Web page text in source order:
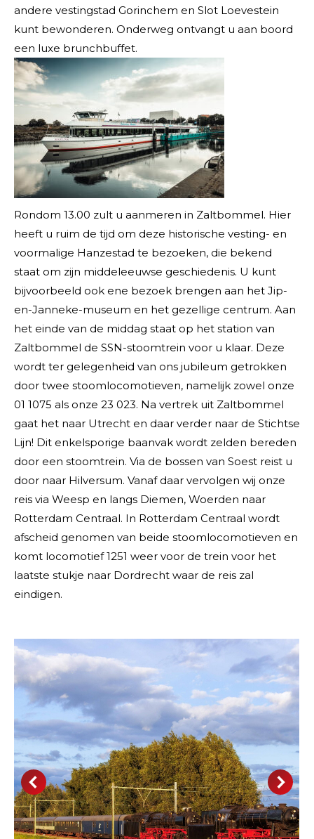
andere vestingstad Gorinchem en Slot Loevestein
kunt bewonderen. Onderweg ontvangt u aan boord
een luxe brunchbuffet.
Rondom 13.00 zult u aanmeren in Zaltbommel. Hier
heeft u ruim de tijd om deze historische vesting- en
voormalige Hanzestad te bezoeken, die bekend
staat om zijn middeleeuwse geschiedenis. U kunt
bijvoorbeeld ook ene bezoek brengen aan het Jip-
en-Janneke-museum en het gezellige centrum. Aan
het einde van de middag staat op het station van
Zaltbommel de SSN-stoomtrein voor u klaar. Deze
wordt ter gelegenheid van ons jubileum getrokken
door twee stoomlocomotieven, namelijk zowel onze
01 1075 als onze 23 023. Na vertrek uit Zaltbommel
gaat het naar Utrecht en daar verder naar de Stichtse
Lijn! Dit enkelsporige baanvak wordt zelden bereden
door een stoomtrein. Via de bossen van Soest reist u
door naar Hilversum. Vanaf daar vervolgen wij onze
reis via Weesp en langs Diemen, Woerden naar
Rotterdam Centraal. In Rotterdam Centraal wordt
afscheid genomen van beide stoomlocomotieven en
komt locomotief 1251 weer voor de trein voor het
laatste stukje naar Dordrecht waar de reis zal
eindigen.